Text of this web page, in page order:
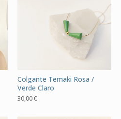
Colgante Temaki Rosa /
Verde Claro
30,00€